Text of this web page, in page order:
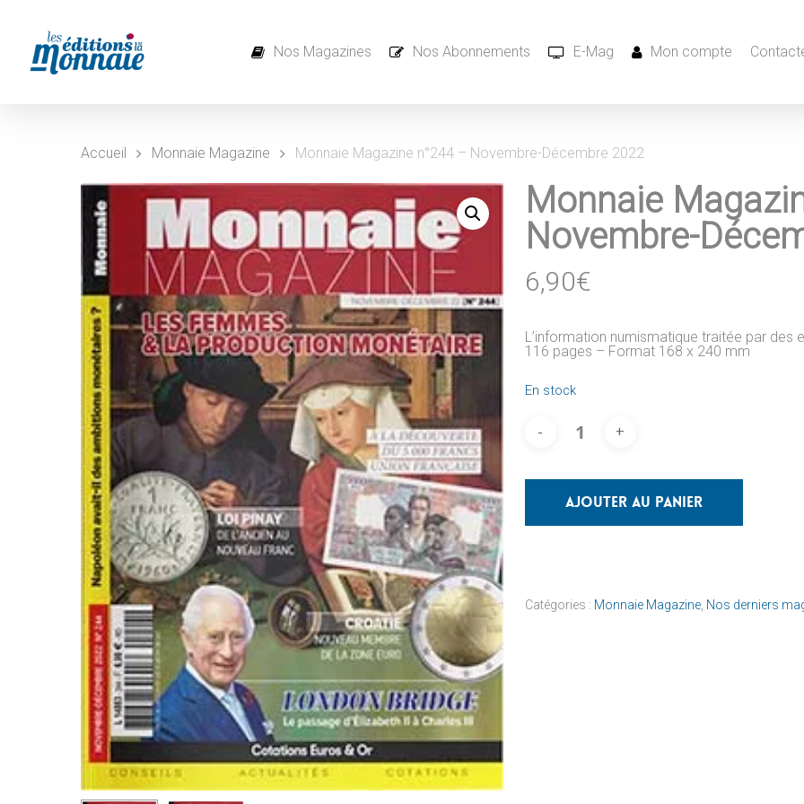
content
Nos Magazines Nos Abonnements E-Mag Mon compte
Accueil Monnaie Magazine Monnaie Magazine n°244 – Novembre-Décembre 2022
Monnaie
Novembre-
6,90€
L’information numismatique traitée par des
116 pages – Format 168 x 240 mm
En stock
Ajouter Au Panier
Catégories : Monnaie Magazine, Nos derniers